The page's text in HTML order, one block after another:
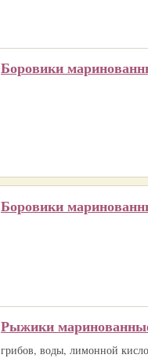
Боровики
Боровики
Рыжики
грибов, воды, лимонной